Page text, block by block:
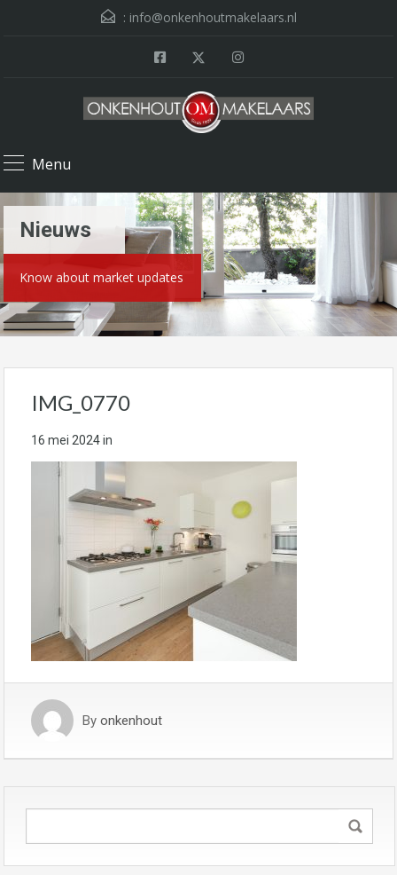
: info@onkenhoutmakelaars.nl
Menu
Nieuws
Know about market updates
IMG_0770
16 mei 2024in
By onkenhout